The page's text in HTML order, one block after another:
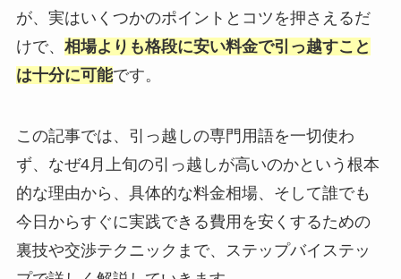
が、実はいくつかのポイントとコツを押さえるだ
けで、 相場よりも格段に安い料金で引っ越すこと
は十分に可能です。
この記事では、引っ越しの専門用語を一切使わ
ず、なぜ4月上旬の引っ越しが高いのかという根本
的な理由から、具体的な料金相場、そして誰でも
今日からすぐに実践できる費用を安くするための
裏技や交渉テクニックまで、ステップバイステッ